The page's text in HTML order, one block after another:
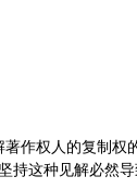
作权人的复制权
持这种见解必然导